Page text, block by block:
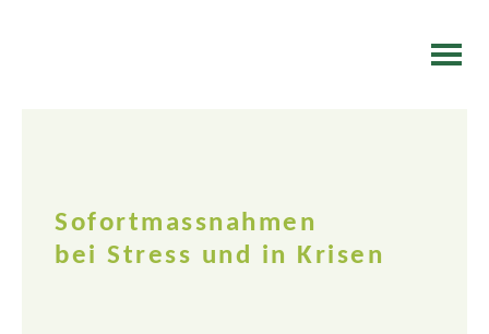
Sofortmassnahmen
bei Stress und in Krisen